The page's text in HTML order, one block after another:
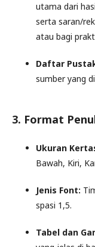
utama dari
serta saran/
atau bagi
Daftar
sumber yang
3. Format
Ukuran
Bawah, Kiri,
Jenis Font:
spasi 1,5.
Tabel dan